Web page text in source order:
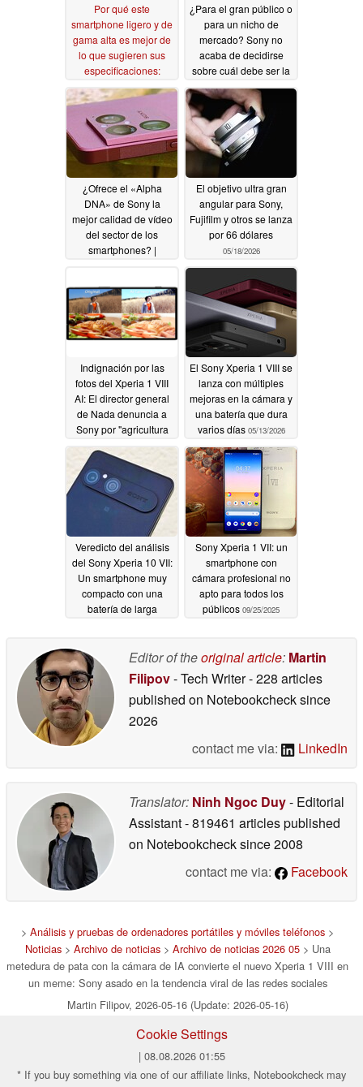
Por qué este
smartphone ligero y de
gama alta es mejor de
lo que sugieren sus
especificaciones:
análisis del Sony
Xperia 1 VIII
¿Para el gran público o
para un nicho de
mercado? Sony no
acaba de decidirse
sobre cuál debe ser la
orientación de su
smartphone insignia
07/12/2026
¿Ofrece el «Alpha
DNA» de Sony la
mejor calidad de vídeo
del sector de los
smartphones? |
El objetivo ultra gran
angular para Sony,
Fujifilm y otros se lanza
por 66 dólares
05/18/2026
Indignación por las
fotos del Xperia 1 VIII
AI: El director general
de Nada denuncia a
Sony por "agricultura
de compromiso"
05/15/2026
El Sony Xperia 1 VIII se
lanza con múltiples
mejoras en la cámara y
una batería que dura
varios días 05/13/2026
Veredicto del análisis
del Sony Xperia 10 VII:
Un smartphone muy
compacto con una
batería de larga
Sony Xperia 1 VII: un
smartphone con
cámara profesional no
apto para todos los
públicos 09/25/2025
Editor of theoriginal article: Martin
Filipov- Tech Writer- 228 articles
published on Notebookchecksince
2026
contact me via:
LinkedIn
Translator: Ninh Ngoc Duy- Editorial
Assistant- 819461 articles published
on Notebookchecksince 2008
contact me via:
Facebook
> Análisis y pruebas de ordenadores portátiles y móviles teléfonos >
Noticias> Archivo de noticias> Archivo de noticias 2026 05> Una
metedura de pata con la cámara de IA convierte el nuevo Xperia 1 VIII en
un meme: Sony asado en la tendencia viral de las redes sociales
Martin Filipov, 2026-05-16 (Update: 2026-05-16)
Cookie Settings
| 08.08.2026 01:55
* If you buy something via one of our affiliate links, Notebookcheck may